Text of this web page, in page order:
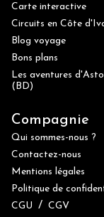
Carte interactive
Circuits en Côte
Blog voyage
Bons plans
Les aventures
(BD)
Compagnie
Qui sommes-nous ?
Contactez-nous
Mentions légales
Politique de
CGU / CGV